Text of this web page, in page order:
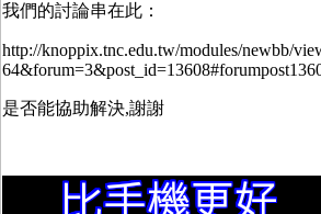
我們的討論串在此：
http://knoppix.tnc.edu.tw/modules/newbb/
是否能協助解決,謝謝